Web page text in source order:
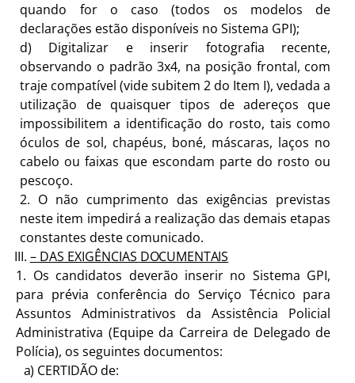
quando for o caso (todos os modelos de
declarações estão disponíveis no Sistema GPI);
d) Digitalizar e inserir fotografia recente,
observando o padrão 3x4, na posição frontal, com
traje compatível (vide subitem 2 do Item I), vedada a
utilização de quaisquer tipos de adereços que
impossibilitem a identificação do rosto, tais como
óculos de sol, chapéus, boné, máscaras, laços no
cabelo ou faixas que escondam parte do rosto ou
pescoço.
2. O não cumprimento das exigências previstas
neste item impedirá a realização das demais etapas
constantes deste comunicado.
– DAS EXIGÊNCIAS DOCUMENTAIS
1. Os candidatos deverão inserir no Sistema GPI,
para prévia conferência do Serviço Técnico para
Assuntos Administrativos da Assistência Policial
Administrativa (Equipe da Carreira de Delegado de
Polícia), os seguintes documentos:
a) CERTIDÃOde: